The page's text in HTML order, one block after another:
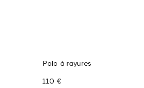
Polo à rayures
110 €